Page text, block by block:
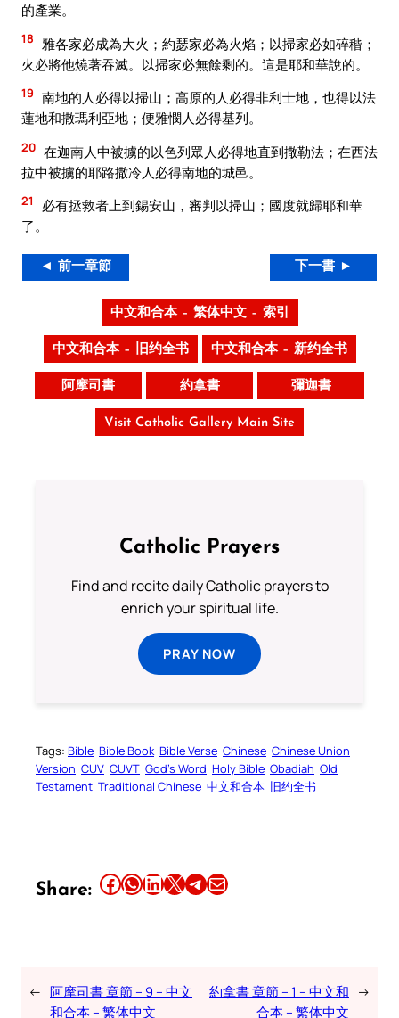
的產業。
18
雅各家必成為大火；約瑟家必為火焰；以掃家必如碎稭；
火必將他燒著吞滅。以掃家必無餘剩的。這是耶和華說的。
19 南地的人必得以掃山；高原的人必得非利士地，也得以法
蓮地和撒瑪利亞地；便雅憫人必得基列。
20 在迦南人中被擄的以色列眾人必得地直到撒勒法；在西法
拉中被擄的耶路撒冷人必得南地的城邑。
21
必有拯救者上到錫安山，審判以掃山；國度就歸耶和華
了。
◄ 前一章節 下一書 ►
中文和合本 – 繁体中文 – 索引
中文和合本 – 旧约全书 中文和合本 – 新约全书
阿摩司書 約拿書 彌迦書
Visit Catholic Gallery Main Site
Catholic Prayers
Find and recite daily Catholic prayers to
enrich your spiritual life.
PRAY NOW
Tags: Bible Bible Book Bible Verse Chinese Chinese Union
Version CUV CUVT God’s Word Holy Bible Obadiah Old
Testament Traditional Chinese 中文和合本 旧约全书
Share: Share this article on Facebook Share this article on WhatsApp Share this article on LinkedIn Share this article on X Share this article on TelegramEmail this Article
← 阿摩司書 章節 – 9 – 中文
和合本 – 繁体中文
約拿書 章節 – 1 – 中文和
合本 – 繁体中文
→